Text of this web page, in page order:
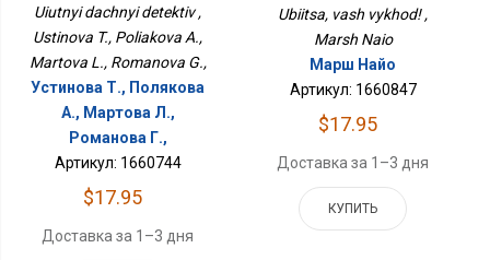
Uiutnyi dachnyi detektiv ,
Ustinova T., Poliakova A.,
Martova L., Romanova G.,
Устинова Т., Полякова
А., Мартова Л.,
Романова Г.,
Артикул: 1660744
$17.95
Доставка за 1–3 дня
Ubiitsa, vash vykhod! ,
Marsh Naio
Марш Найо
Артикул: 1660847
$17.95
Доставка за 1–3 дня
КУПИТЬ